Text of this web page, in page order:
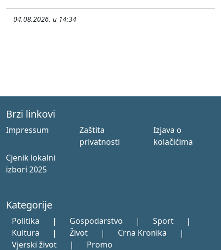
04.08.2026. u 14:34
Brzi linkovi
Impressum
Zaštita
privatnosti
Izjava o
kolačićima
Cjenik lokalni
izbori 2025
Kategorije
Politika | Gospodarstvo | Sport
|
Kultura
| Život | Crna Kronika
|
Vjerski život
| Promo